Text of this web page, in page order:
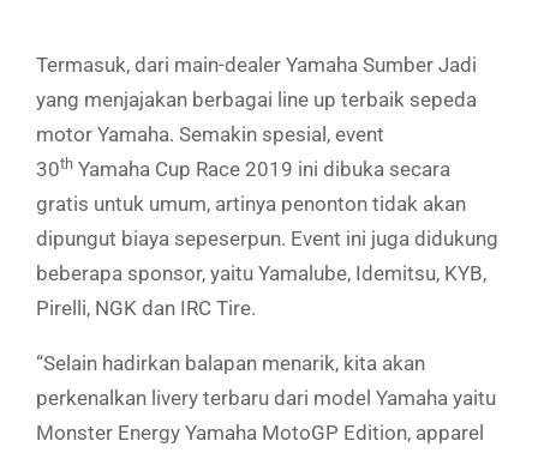
Termasuk, dari main-dealer Yamaha Sumber Jadi
yang menjajakan berbagai line up terbaik sepeda
motor Yamaha. Semakin spesial, event
30th Yamaha Cup Race 2019 ini dibuka secara
gratis untuk umum, artinya penonton tidak akan
dipungut biaya sepeserpun. Event ini juga didukung
beberapa sponsor, yaitu Yamalube, Idemitsu, KYB,
Pirelli, NGK dan IRC Tire.
“Selain hadirkan balapan menarik, kita akan
perkenalkan livery terbaru dari model Yamaha yaitu
Monster Energy Yamaha MotoGP Edition, apparel